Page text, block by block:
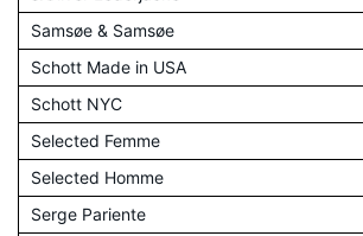
Samsøe & Samsøe
Schott Made in USA
Schott NYC
Selected Femme
Selected Homme
Serge Pariente